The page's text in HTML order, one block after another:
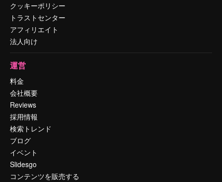
クッキーポリシー
トラストセンター
アフィリエイト
法人向け
運営
料金
会社概要
Reviews
採用情報
検索トレンド
ブログ
イベント
Slidesgo
コンテンツを販売する